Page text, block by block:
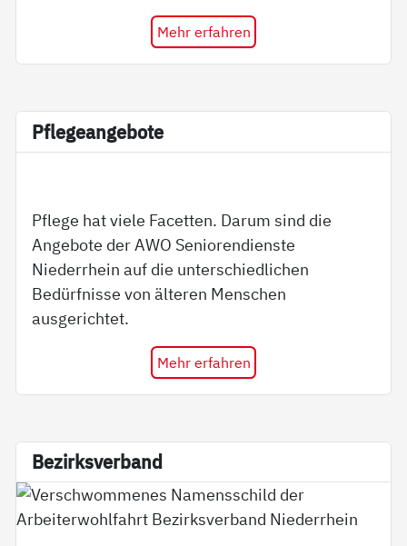
Mehr erfahren
Pf­le­ge­an­ge­bo­te
Pflege hat viele Facetten. Darum sind die
Angebote der AWO Seniorendienste
Niederrhein auf die unterschiedlichen
Bedürfnisse von älteren Menschen
ausgerichtet.
Mehr erfahren
Be­zirks­ver­band